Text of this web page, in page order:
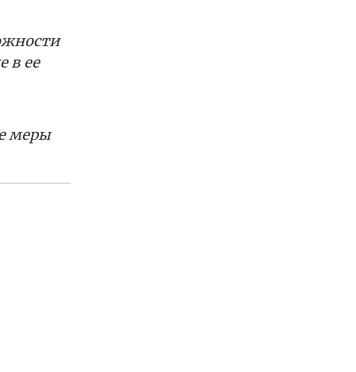
в ее
меры